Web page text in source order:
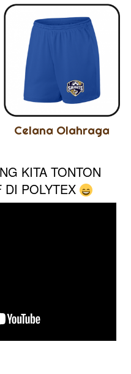
Celana Olahraga
KITA TONTON
DI POLYTEX